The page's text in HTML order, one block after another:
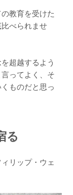
教育を受けた
べられませ
超越するよう
ってよく、そ
ものだと思っ
る
リップ・ウェ